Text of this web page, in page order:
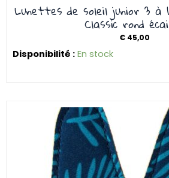
Lunettes de soleil junior 3 à
Classic rond
€45,00
Disponibilité : En stock